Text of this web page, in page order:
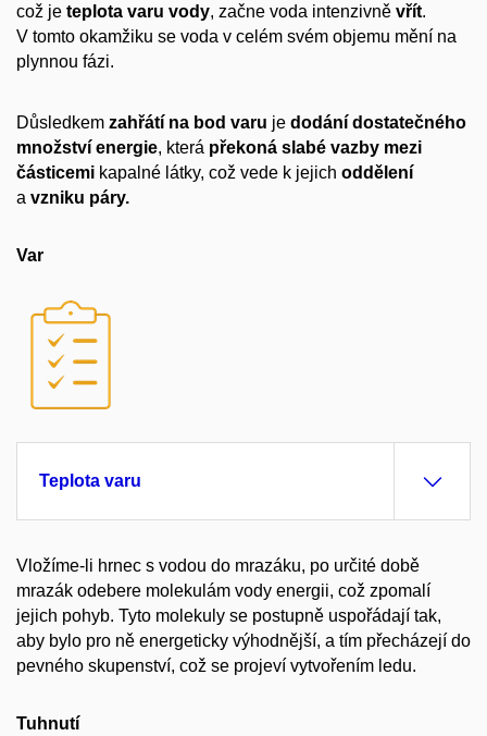
což je teplota varu vody, začne voda intenzivně vřít.
V tomto okamžiku se voda v celém svém objemu mění na
plynnou fázi.
Důsledkem zahřátí na bod varu je dodání dostatečného
množství energie, která překoná slabé vazby mezi
částicemi kapalné látky, což vede k jejich oddělení
a vzniku páry.
Var
Teplota varu
Vložíme-li hrnec s vodou do mrazáku, po určité době
mrazák odebere molekulám vody energii, což zpomalí
jejich pohyb. Tyto molekuly se postupně uspořádají tak,
aby bylo pro ně energeticky výhodnější, a tím přecházejí do
pevného skupenství, což se projeví vytvořením ledu.
Tuhnutí